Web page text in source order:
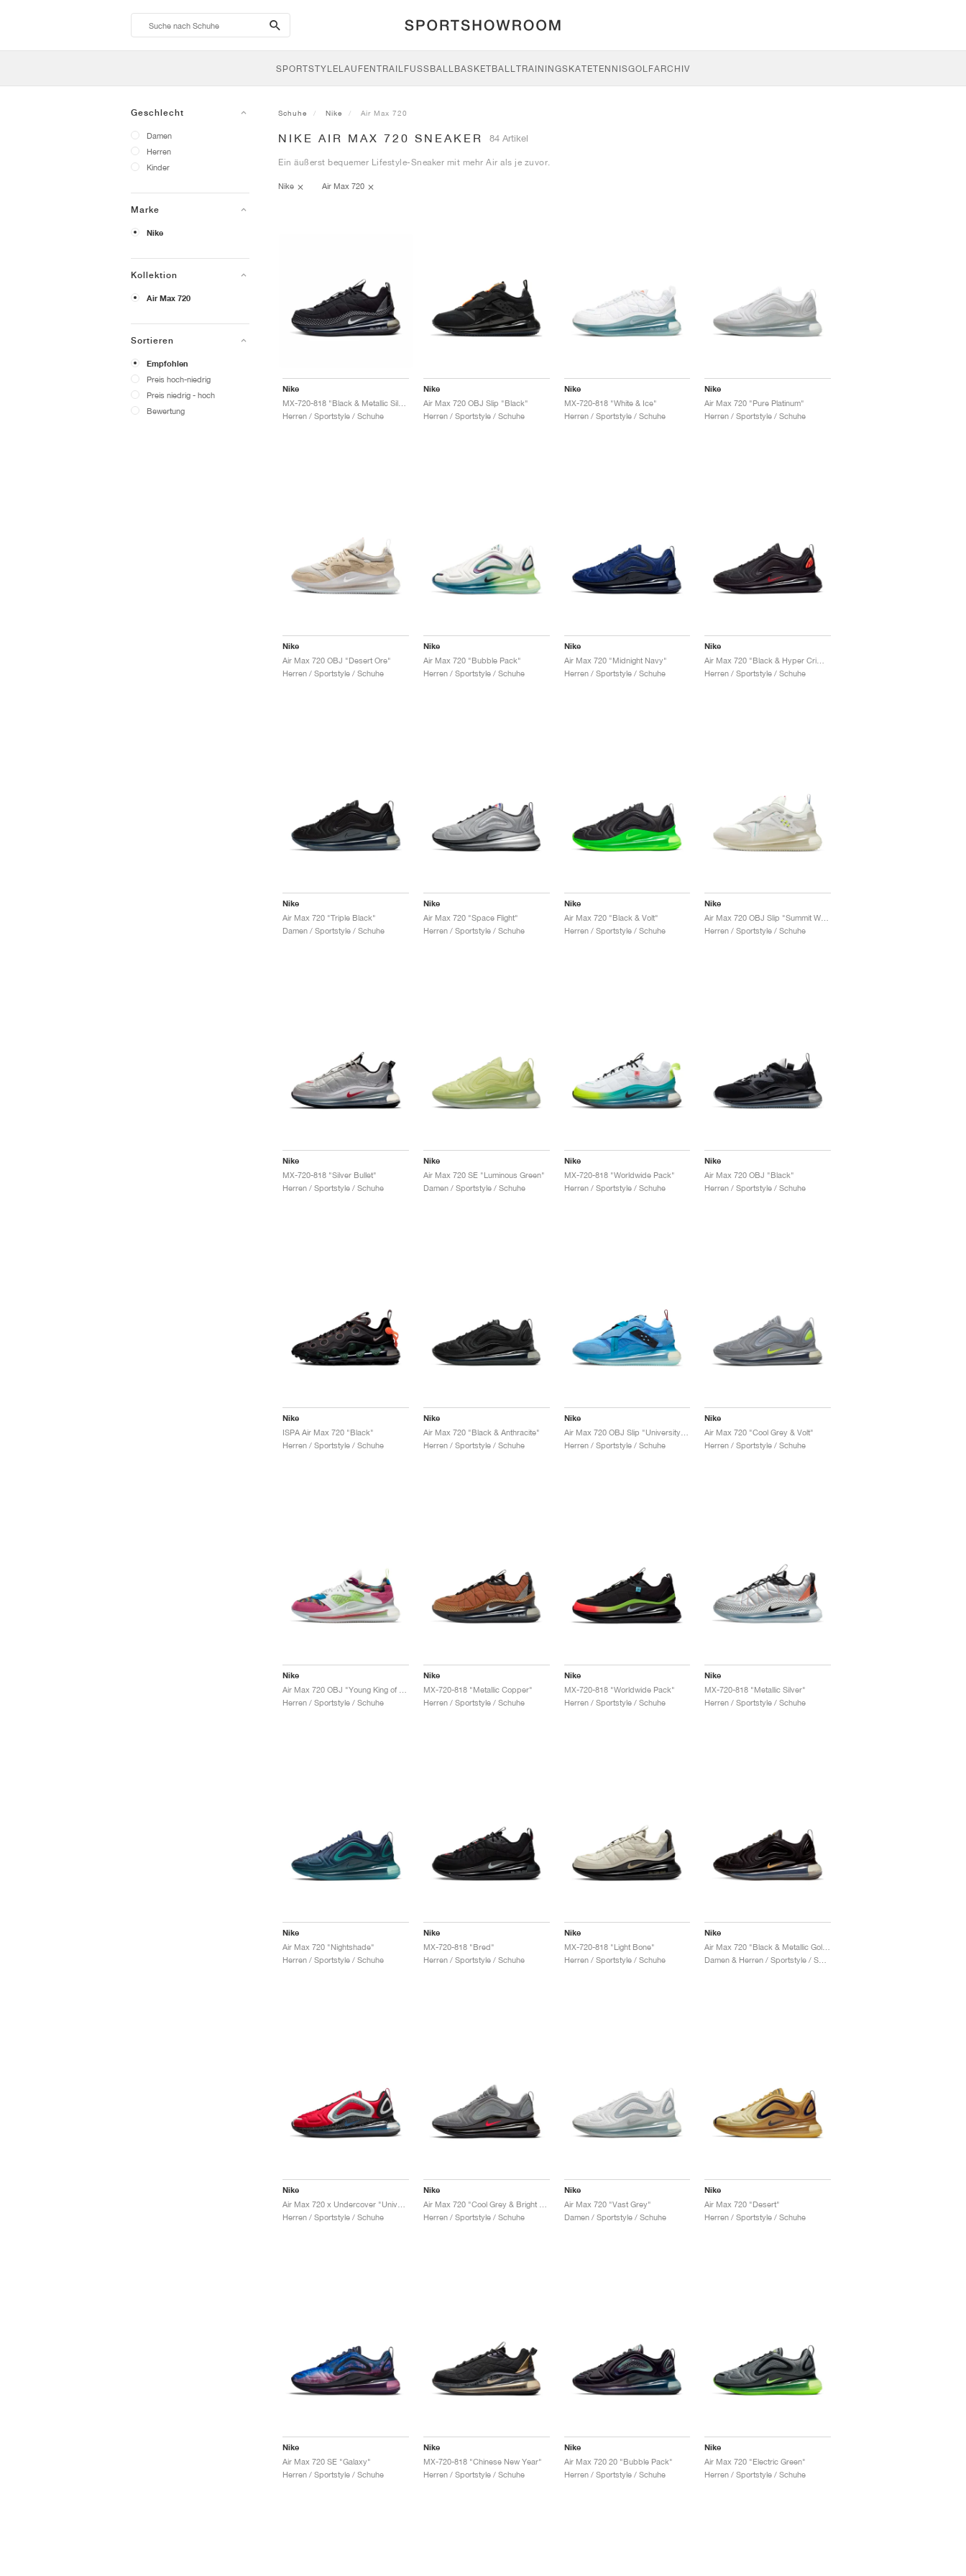
search-
btn
SPORTSTYLELAUFENTRAILFUSSBALL BASKETBALLTRAININGSKATETENNISGOLFARCHIV
Geschlecht
Damen
Herren
Kinder
Marke
Nike
Kollektion
Air Max 720
Sortieren
Empfohlen
Preis hoch-niedrig
Preis niedrig - hoch
Bewertung
Schuhe Nike Air Max 720
NIKE AIR MAX 720 SNEAKER 84 Artikel
Ein äußerst bequemer Lifestyle-Sneaker mit mehr Air als je zuvor.
Nike Air Max 720
Nike
Herren / Sportstyle / Schuhe
Nike
Air Max 720 OBJ Slip "Black"
Herren / Sportstyle / Schuhe
Nike
MX-720-818 "White & Ice"
Herren / Sportstyle / Schuhe
Nike
Air Max 720 "Pure Platinum"
Herren / Sportstyle / Schuhe
Nike
Air Max 720 OBJ "Desert Ore"
Herren / Sportstyle / Schuhe
Nike
Air Max 720 "Bubble Pack"
Herren / Sportstyle / Schuhe
Nike
Air Max 720 "Midnight Navy"
Herren / Sportstyle / Schuhe
Nike
Herren / Sportstyle / Schuhe
Nike
Air Max 720 "Triple Black"
Damen / Sportstyle / Schuhe
Nike
Air Max 720 "Space Flight"
Herren / Sportstyle / Schuhe
Nike
Air Max 720 "Black & Volt"
Herren / Sportstyle / Schuhe
Nike
Herren / Sportstyle / Schuhe
Nike
MX-720-818 "Silver Bullet"
Herren / Sportstyle / Schuhe
Nike
Air Max 720 SE "Luminous Green"
Damen / Sportstyle / Schuhe
Nike
MX-720-818 "Worldwide Pack"
Herren / Sportstyle / Schuhe
Nike
Air Max 720 OBJ "Black"
Herren / Sportstyle / Schuhe
Nike
ISPA Air Max 720 "Black"
Herren / Sportstyle / Schuhe
Nike
Air Max 720 "Black & Anthracite"
Herren / Sportstyle / Schuhe
Nike
Air Max 720 OBJ Slip "University Blue"
Herren / Sportstyle / Schuhe
Nike
Air Max 720 "Cool Grey & Volt"
Herren / Sportstyle / Schuhe
Nike
Herren / Sportstyle / Schuhe
Nike
MX-720-818 "Metallic Copper"
Herren / Sportstyle / Schuhe
Nike
MX-720-818 "Worldwide Pack"
Herren / Sportstyle / Schuhe
Nike
MX-720-818 "Metallic Silver"
Herren / Sportstyle / Schuhe
Nike
Air Max 720 "Nightshade"
Herren / Sportstyle / Schuhe
Nike
MX-720-818 "Bred"
Herren / Sportstyle / Schuhe
Nike
MX-720-818 "Light Bone"
Herren / Sportstyle / Schuhe
Nike
Nike
Herren / Sportstyle / Schuhe
Nike
Herren / Sportstyle / Schuhe
Nike
Air Max 720 "Vast Grey"
Damen / Sportstyle / Schuhe
Nike
Air Max 720 "Desert"
Herren / Sportstyle / Schuhe
Nike
Air Max 720 SE "Galaxy"
Herren / Sportstyle / Schuhe
Nike
MX-720-818 "Chinese New Year"
Herren / Sportstyle / Schuhe
Nike
Air Max 720 20 "Bubble Pack"
Herren / Sportstyle / Schuhe
Nike
Air Max 720 "Electric Green"
Herren / Sportstyle / Schuhe